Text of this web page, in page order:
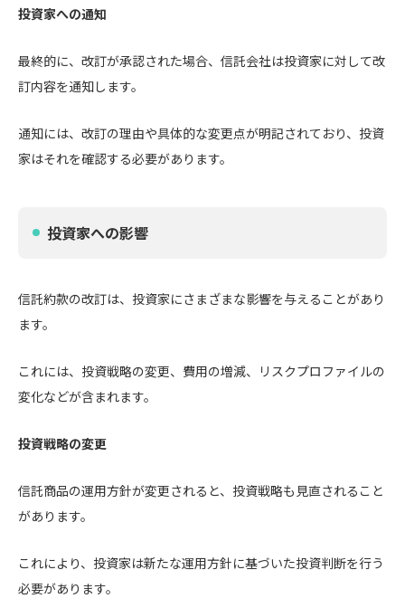
投資家への通知
最終的に、改訂が承認された場合、信託会社は投資家に対して改
訂内容を通知します。
通知には、改訂の理由や具体的な変更点が明記されており、投資
家はそれを確認する必要があります。
投資家への影響
信託約款の改訂は、投資家にさまざまな影響を与えることがあり
ます。
これには、投資戦略の変更、費用の増減、リスクプロファイルの
変化などが含まれます。
投資戦略の変更
信託商品の運用方針が変更されると、投資戦略も見直されること
があります。
これにより、投資家は新たな運用方針に基づいた投資判断を行う
必要があります。